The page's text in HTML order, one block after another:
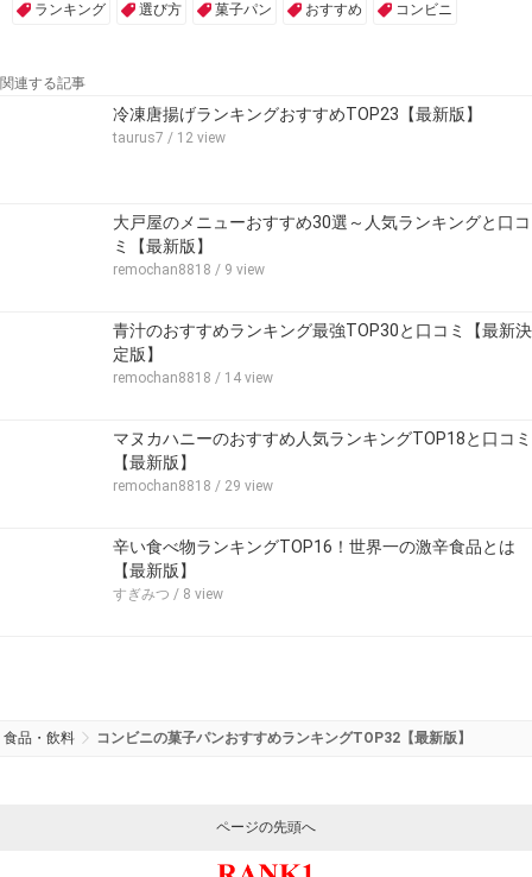
ランキング 選び方 菓子パン おすすめ コンビニ
関連する記事
冷凍唐揚げランキングおすすめTOP23【最新版】
taurus7 / 12 view
大戸屋のメニューおすすめ30選～人気ランキングと口コ
ミ【最新版】
remochan8818 / 9 view
青汁のおすすめランキング最強TOP30と口コミ【最新決
定版】
remochan8818 / 14 view
マヌカハニーのおすすめ人気ランキングTOP18と口コミ
【最新版】
remochan8818 / 29 view
辛い食べ物ランキングTOP16！世界一の激辛食品とは
【最新版】
すぎみつ / 8 view
食品・飲料 コンビニの菓子パンおすすめランキングTOP32【最新版】
ページの先頭へ